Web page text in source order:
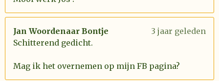
Jan Woordenaar Bontje
3 jaar geleden
Schitterend gedicht.
Mag ik het overnemen op mijn FB pagina?